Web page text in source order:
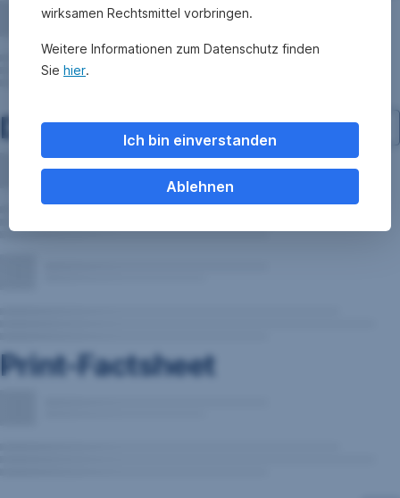
Dokumente
Print-Factsheet
wirksamen Rechtsmittel vorbringen.
Weitere Informationen zum Datenschutz finden
Sie hier.
Ich bin einverstanden
Ablehnen